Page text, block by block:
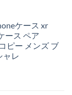
ケース xr
ース ペア
ピー メンズ ブ
ャレ